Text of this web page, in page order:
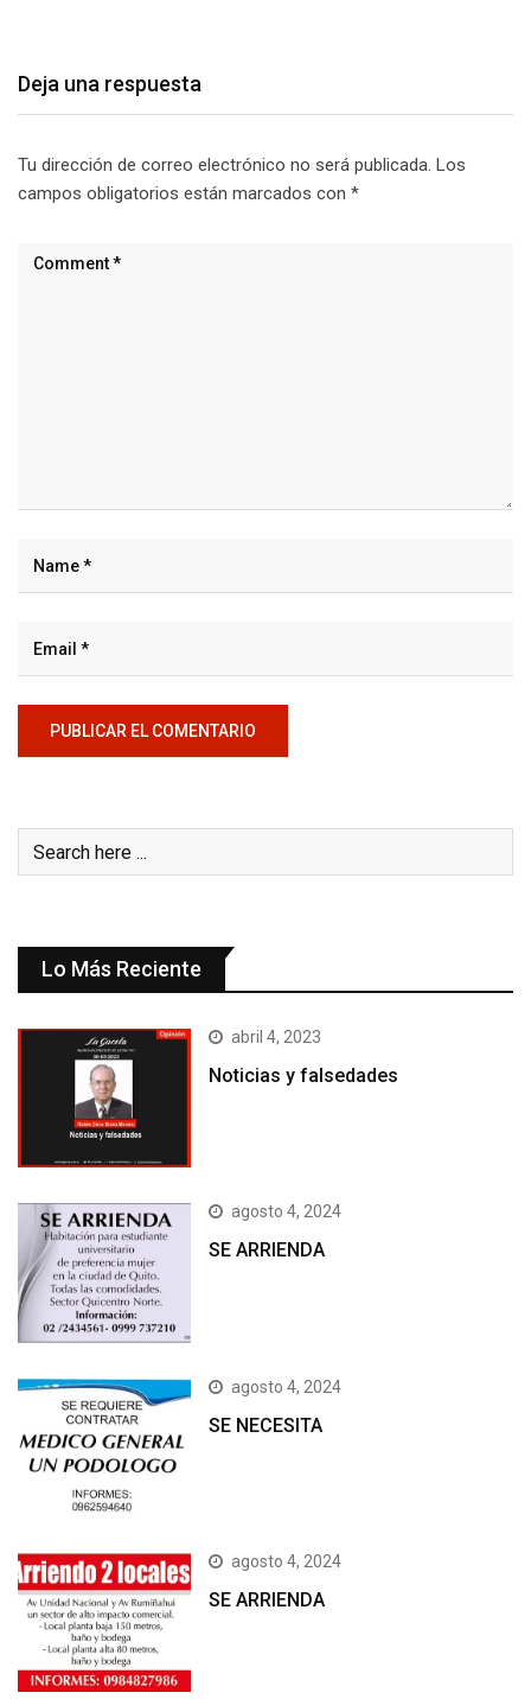
Deja una respuesta
Tu dirección de correo electrónico no será publicada. Los
campos obligatorios están marcados con *
Lo Más Reciente
abril 4, 2023
Noticias y falsedades
agosto 4, 2024
SE ARRIENDA
agosto 4, 2024
SE NECESITA
agosto 4, 2024
SE ARRIENDA